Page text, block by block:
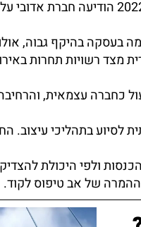
בעסקה בהיקף גבוה,
מצד רשויות תחרות
כחברה עצמאית,
לסיוע בתהליכי
ולפי היכולת להצדיק
של אב טיפוס לקוד.